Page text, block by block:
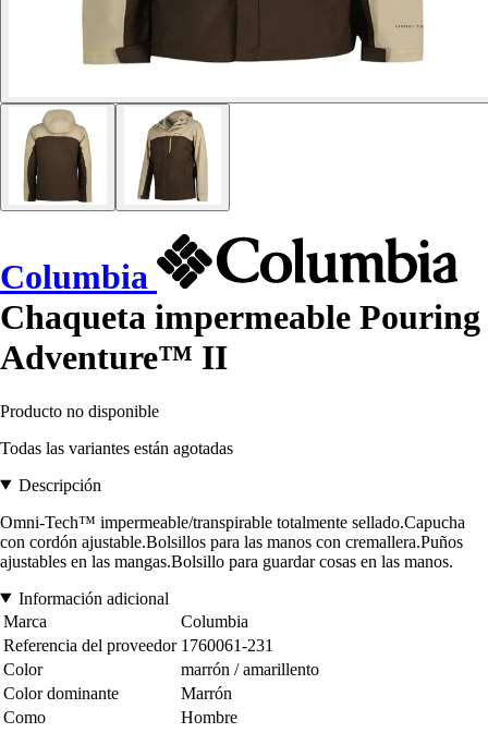
Columbia
Chaqueta impermeable Pouring
Adventure™ II
Producto no disponible
Todas las variantes están agotadas
Descripción
Omni-Tech™ impermeable/transpirable totalmente sellado.Capucha
con cordón ajustable.Bolsillos para las manos con cremallera.Puños
ajustables en las mangas.Bolsillo para guardar cosas en las manos.
Información adicional
Marca
Columbia
Referencia del proveedor 1760061-231
Color
marrón / amarillento
Color dominante
Marrón
Como
Hombre